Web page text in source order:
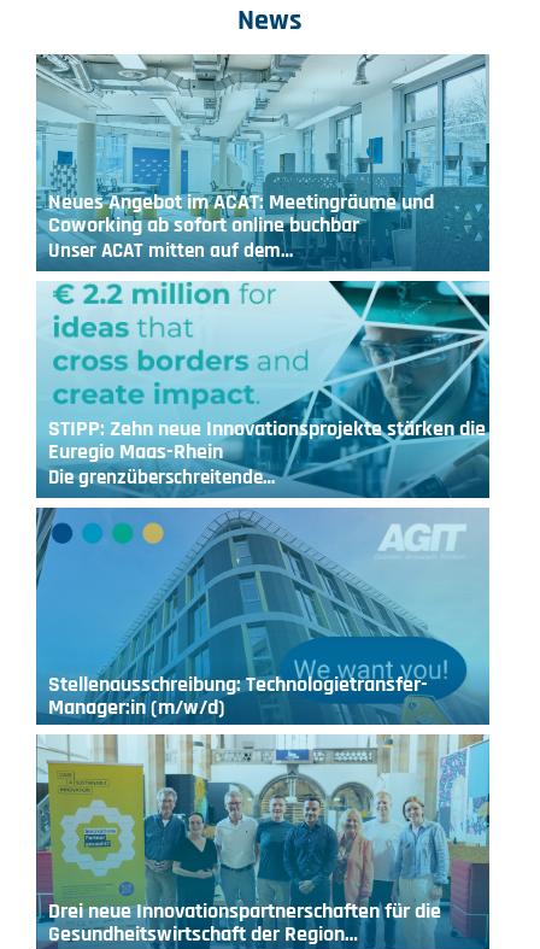
News
Neues Angebot im ACAT: Meetingräume und
Coworking ab sofort online buchbar
Unser ACAT mitten auf dem…
STIPP: Zehn neue Innovationsprojekte stärken die
Euregio Maas-Rhein
Die grenzüberschreitende…
Stellenausschreibung: Technologietransfer-
Manager:in (m/w/d)
Drei neue Innovationspartnerschaften für die
Gesundheitswirtschaft der Region…